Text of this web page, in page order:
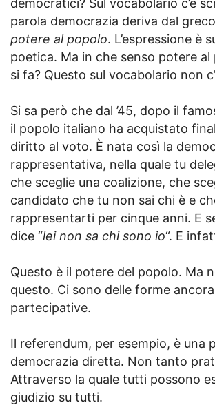
democratici? Sul vocabolario c’è
parola democrazia deriva dal
potere al popolo. L’espressione è
poetica. Ma in che senso potere al
si fa? Questo sul vocabolario non
Si sa però che dal ’45, dopo il
il popolo italiano ha acquistato
diritto al voto. È nata così la
rappresentativa, nella quale tu
che sceglie una coalizione, che
candidato che tu non sai chi è e
rappresentarti per cinque anni. E
dice “lei non sa chi sono io“. E
Questo è il potere del popolo. Ma
questo. Ci sono delle forme
partecipative.
Il referendum, per esempio, è una
democrazia diretta. Non tanto
Attraverso la quale tutti possono
giudizio su tutti.